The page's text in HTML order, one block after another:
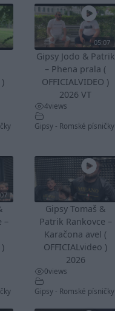
05:07
Gipsy Jodo & Patrik
– Phena prala (
OFFICIALVIDEO )
2026 VT
4views
Gipsy - Romské písničky
–
Gipsy Tomaš &
Patrik Rankovce –
Karačona avel (
OFFICIALvideo )
2026
0views
Gipsy - Romské písničky